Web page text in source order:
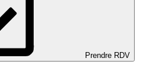
Prendre RDV